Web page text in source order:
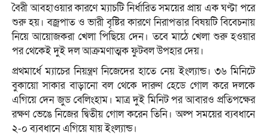
বৈরী আবহাওয়ার কারণে ম্যাচটি নির্ধারিত সময়ের প্রায় এক ঘণ্টা পরে
শুরু হয়। বজ্রপাত ও ভারী বৃষ্টির কারণে নিরাপত্তার বিষয়টি বিবেচনায়
নিয়ে আয়োজকরা খেলা পিছিয়ে দেন। তবে মাঠে খেলা শুরু হওয়ার
পর থেকেই দুই দল আক্রমণাত্মক ফুটবল উপহার দেয়।
প্রথমার্ধে ম্যাচের নিয়ন্ত্রণ নিজেদের হাতে নেয় ইংল্যান্ড। ৩৬ মিনিটে
বুকায়ো সাকার বাড়ানো বল থেকে দারুণ হেডে গোল করে দলকে
এগিয়ে দেন জুড বেলিংহাম। মাত্র দুই মিনিট পর আবারও প্রতিপক্ষের
রক্ষণ ভেঙে নিজের দ্বিতীয় গোল করেন তিনি। অল্প সময়ের ব্যবধানে
২-০ ব্যবধানে এগিয়ে যায় ইংল্যান্ড।